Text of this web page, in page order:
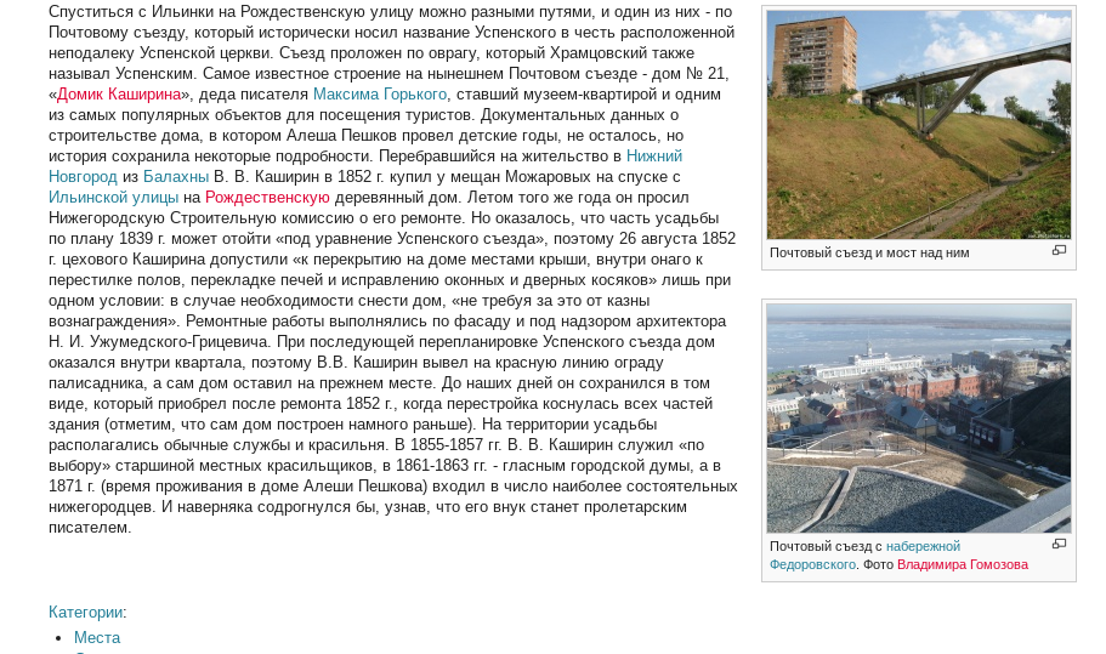
Почтовый съезд и мост над ним
Почтовый съезд снабережной
Федоровского . ФотоВладимира Гомозова
Спуститься с Ильинки на Рождественскую улицу можно разными путями, и один из них - по
Почтовому съезду, который исторически носил название Успенского в честь расположенной
неподалеку Успенской церкви. Съезд проложен по оврагу, который Храмцовский также
называл Успенским. Самое известное строение на нынешнем Почтовом съезде - дом № 21,
«Домик Каширина», деда писателя Максима Горького , ставший музеем-квартирой и одним
из самых популярных объектов для посещения туристов. Документальных данных о
строительстве дома, в котором Алеша Пешков провел детские годы, не осталось, но
история сохранила некоторые подробности. Перебравшийся на жительство в Нижний
Новгород из Балахны В. В. Каширин в 1852 г. купил у мещан Можаровых на спуске с
Ильинской улицы на Рождественскую деревянный дом. Летом того же года он просил
Нижегородскую Строительную комиссию о его ремонте. Но оказалось, что часть усадьбы
по плану 1839 г. может отойти «под уравнение Успенского съезда», поэтому 26 августа 1852
г. цехового Каширина допустили «к перекрытию на доме местами крыши, внутри онаго к
перестилке полов, перекладке печей и исправлению оконных и дверных косяков» лишь при
одном условии: в случае необходимости снести дом, «не требуя за это от казны
вознаграждения». Ремонтные работы выполнялись по фасаду и под надзором архитектора
Н. И. Ужумедского-Грицевича. При последующей перепланировке Успенского съезда дом
оказался внутри квартала, поэтому В.В. Каширин вывел на красную линию ограду
палисадника, а сам дом оставил на прежнем месте. До наших дней он сохранился в том
виде, который приобрел после ремонта 1852 г., когда перестройка коснулась всех частей
здания (отметим, что сам дом построен намного раньше). На территории усадьбы
располагались обычные службы и красильня. В 1855-1857 гг. В. В. Каширин служил «по
выбору» старшиной местных красильщиков, в 1861-1863 гг. - гласным городской думы, а в
1871 г. (время проживания в доме Алеши Пешкова) входил в число наиболее состоятельных
нижегородцев. И наверняка содрогнулся бы, узнав, что его внук станет пролетарским
писателем.
Категории:
Места